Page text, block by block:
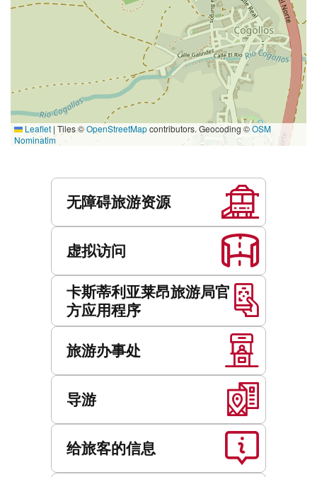
Leaflet | Tiles ©OpenStreetMapcontributors. Geocoding ©OSM
Nominatim
无障碍旅游资源
虚拟访问
卡斯蒂利亚莱昂旅游局官
方应用程序
旅游办事处
导游
给旅客的信息